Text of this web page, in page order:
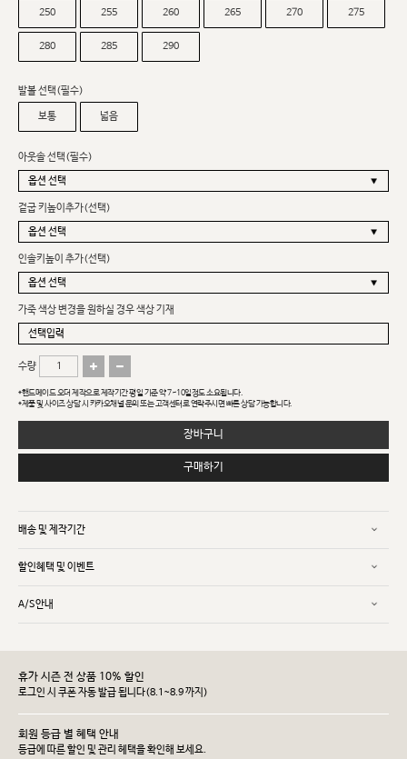
250 255 260 265 270 275
280 285 290
발볼 선택(필수)
보통 넓음
아웃솔 선택(필수)
겉굽 키높이추가(선택)
인솔키높이 추가(선택)
가죽 색상 변경을 원하실 경우 색상 기재
수량
*핸드메이드 오더 제작으로 제작기간 평일 기준 약 7~10일정도 소요됩니다.
*제품 및 사이즈 상담 시 카카오채널 문의 또는 고객센터로 연락주시면 빠른 상담 가능합니다.
장바구니
구매하기
배송 및 제작기간
할인혜택 및 이벤트
A/S안내
휴가 시즌 전 상품 10% 할인
로그인 시 쿠폰 자동 발급 됩니다(8.1~8.9 까지)
회원 등급 별 혜택 안내
등급에 따른 할인 및 관리 헤택을 확인해 보세요.